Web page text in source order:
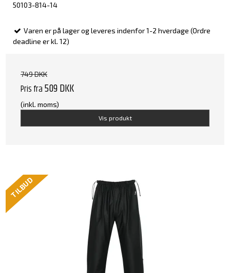
50103-814-14
Varen er på lager og leveres indenfor 1-2 hverdage (Ordre
deadline er kl. 12)
749 DKK
Pris fra509 DKK
(inkl. moms)
Vis produkt
TILBUD